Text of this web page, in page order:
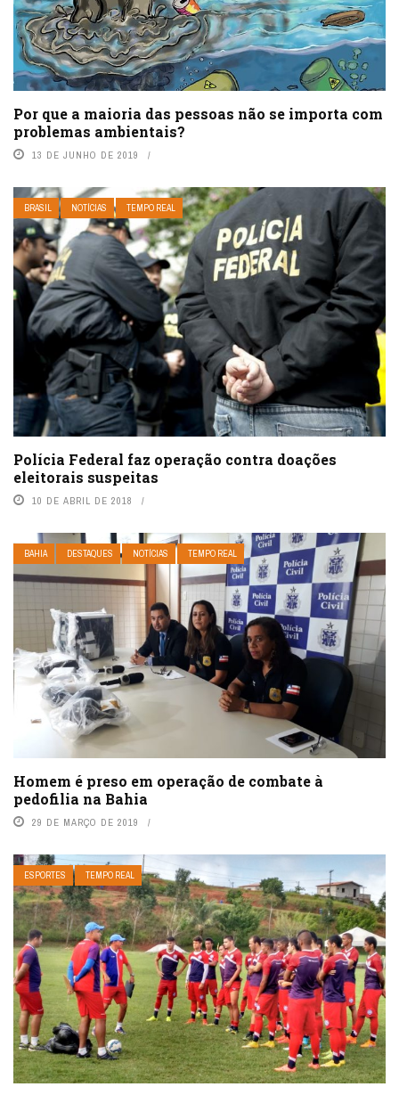
Por que a maioria das pessoas não se importa com
problemas ambientais?
13 DE JUNHO DE 2019
BRASIL NOTÍCIAS TEMPO REAL
Polícia Federal faz operação contra doações
eleitorais suspeitas
10 DE ABRIL DE 2018
BAHIA DESTAQUES NOTÍCIAS TEMPO REAL
Homem é preso em operação de combate à
pedofilia na Bahia
29 DE MARÇO DE 2019
ESPORTES TEMPO REAL